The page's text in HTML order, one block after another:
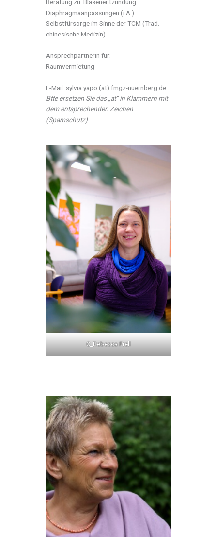
Beratung zu :Blasenentzündung
Diaphragmaanpassungen (i.A.)
Selbstfürsorge im Sinne der TCM (Trad.
chinesische Medizin)
Ansprechpartnerin für:
Raumvermietung
E-Mail: sylvia.yapo (at) fmgz-nuernberg.de
Btte ersetzen Sie das „at“ in Klammern mit
dem entsprechenden Zeichen
(Spamschutz)
C_Rebecca Prell